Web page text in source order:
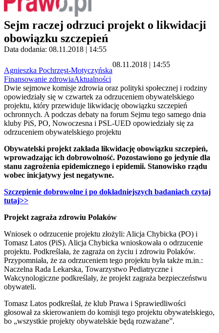
Sejm raczej odrzuci projekt o likwidacji
obowiązku szczepień
Data dodania: 08.11.2018 | 14:55
Agnieszka Pochrzęst-Motyczyńska
08.11.2018 | 14:55
Finansowanie zdrowiaAktualności
Dwie sejmowe komisje zdrowia oraz polityki społecznej i rodziny
opowiedziały się w czwartek za odrzuceniem obywatelskiego
projektu, który przewiduje likwidację obowiązku szczepień
ochronnych. A podczas debaty na forum Sejmu tego samego dnia
kluby PiS, PO, Nowoczesna i PSL-UED opowiedziały się za
odrzuceniem obywatelskiego projektu
Obywatelski projekt zakłada likwidację obowiązku szczepień,
wprowadzając ich dobrowolność. Pozostawiono go jedynie dla
stanu zagrożenia epidemicznego i epidemii. Stanowisko rządu
wobec inicjatywy jest negatywne.
Szczepienie dobrowolne i po dokładniejszych badaniach​ czytaj
tutaj>>
Projekt zagraża zdrowiu Polaków
Wniosek o odrzucenie projektu złożyli: Alicja Chybicka (PO) i
Tomasz Latos (PiS). Alicja Chybicka wnioskowała o odrzucenie
projektu. Podkreślała, że zagraża on życiu i zdrowiu Polaków.
Przypomniała, że za odrzuceniem tego projektu była także m.in.:
Naczelna Rada Lekarska, Towarzystwo Pediatryczne i
Wakcynologiczne podkreślały, że projekt zagraża bezpieczeństwu
obywateli.
Tomasz Latos podkreślał, że klub Prawa i Sprawiedliwości
głosował za skierowaniem do komisji tego projektu obywatelskiego,
bo „wszystkie projekty obywatelskie będą rozważane”.